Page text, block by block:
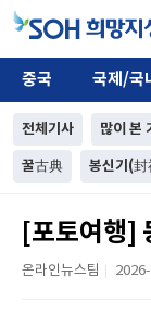
중국 국제/국
전체기사 많이 본
꿀古典 봉신기(
[포토여행]
온라인뉴스팀